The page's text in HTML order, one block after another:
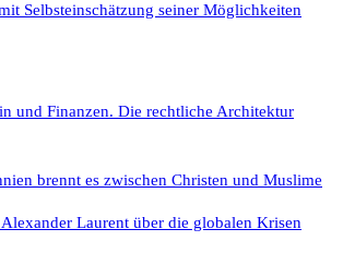
Selbsteinschätzung seiner Möglichkeiten
und Finanzen. Die rechtliche Architektur
brennt es zwischen Christen und Muslime
Laurent über die globalen Krisen